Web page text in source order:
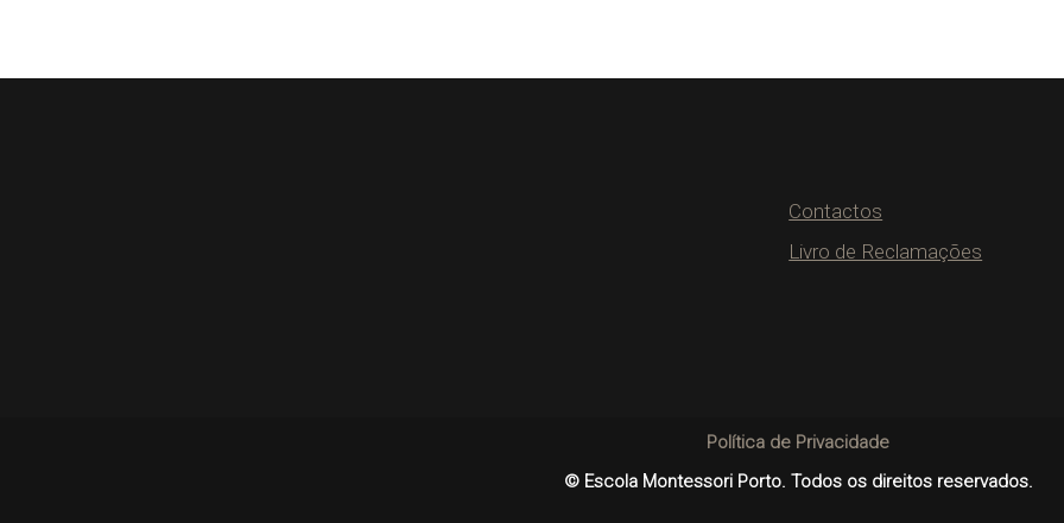
Contactos
Livro de Reclamações
Política de Privacidade
© Escola Montessori Porto. Todos os direitos reservados.